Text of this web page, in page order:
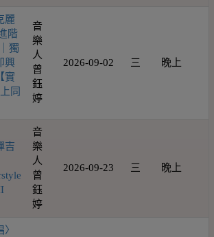
麗
階
獨
興
實
同
音
樂
人
曾
鈺
婷
2026-09-02 三 晚上
吉
音
樂
人
曾
鈺
婷
2026-09-23 三 晚上
〉